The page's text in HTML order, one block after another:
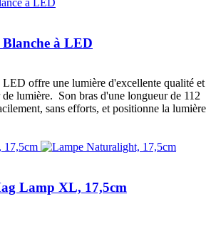
à LED
LED offre une lumière d'excellente qualité et
de lumière. Son bras d'une longueur de 112
sans efforts, et positionne la lumière
Lamp XL, 17,5cm